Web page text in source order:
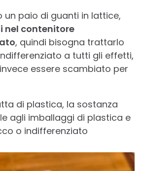
un paio di guanti in lattice,
nel contenitore
, quindi bisogna trattarlo
a tutti gli effetti,
essere scambiato per
di plastica, la sostanza
agli imballaggi di plastica e
o indifferenziato